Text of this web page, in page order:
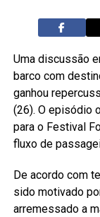
Uma discussão
barco com
ganhou
(26). O episódio
para o Festival
fluxo de
De acordo com
sido motivado
arremessado a